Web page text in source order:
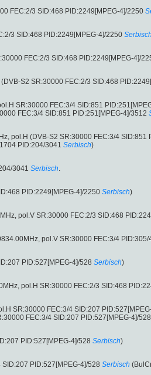
FEC:2/3 SID:468 PID:2249[MPEG-4]/2250
3 SID:468 PID:2249[MPEG-4]/2250 Serbisch
FEC:2/3 SID:468 PID:2249[MPEG-4]/
S2 SR:30000 FEC:2/3 SID:468
SR:30000 FEC:3/4 SID:851
FEC:3/4 SID:851 PID:251[MPEG-4]/3512
pol.H (DVB-S2 SR:30000 FEC:3/4 SID:851
PID:204/3041 Serbisch)
3041 Serbisch.
PID:2249[MPEG-4]/2250 Serbisch)
pol.V SR:30000 FEC:2/3 SID:468
pol.V SR:30000 FEC:3/4 PID:305/
PID:527[MPEG-4]/528 Serbisch)
pol.H SR:30000 FEC:2/3 SID:468
SR:30000 FEC:3/4 SID:207
FEC:3/4 SID:207 PID:527[MPEG-4]/528
PID:527[MPEG-4]/528 Serbisch)
PID:527[MPEG-4]/528 Serbisch